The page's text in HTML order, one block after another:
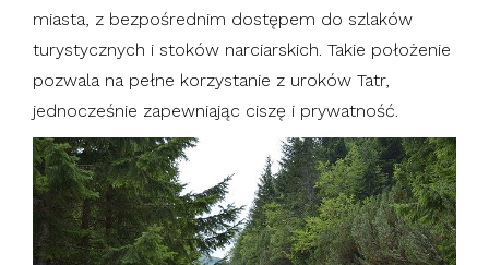
miasta, z bezpośrednim dostępem do szlaków
turystycznych i stoków narciarskich. Takie położenie
pozwala na pełne korzystanie z uroków Tatr,
jednocześnie zapewniając ciszę i prywatność.